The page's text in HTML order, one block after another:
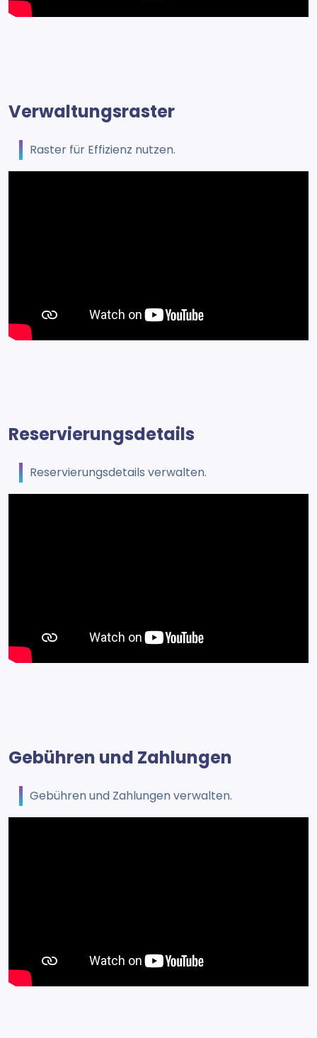
Verwaltungsraster
Raster für Effizienz nutzen.
Reservierungsdetails
Reservierungsdetails verwalten.
Gebühren und Zahlungen
Gebühren und Zahlungen verwalten.